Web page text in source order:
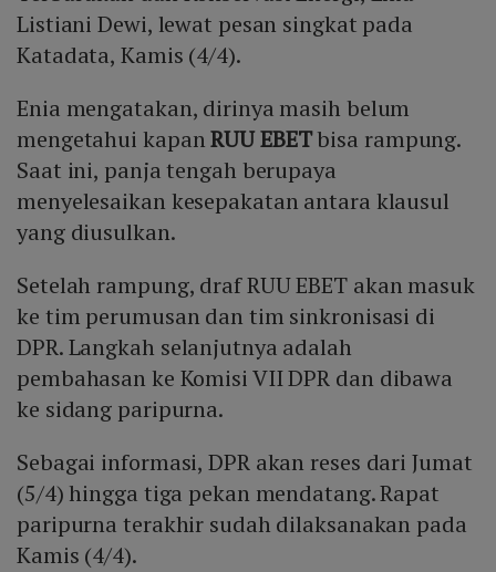
Listiani Dewi, lewat pesan singkat pada
Katadata, Kamis (4/4).
Enia mengatakan, dirinya masih belum
mengetahui kapanRUU EBETbisa rampung.
Saat ini, panja tengah berupaya
menyelesaikan kesepakatan antara klausul
yang diusulkan.
Setelah rampung, draf RUU EBET akan masuk
ke tim perumusan dan tim sinkronisasi di
DPR. Langkah selanjutnya adalah
pembahasan ke Komisi VII DPR dan dibawa
ke sidang paripurna.
Sebagai informasi, DPR akan reses dari Jumat
(5/4) hingga tiga pekan mendatang. Rapat
paripurna terakhir sudah dilaksanakan pada
Kamis (4/4).